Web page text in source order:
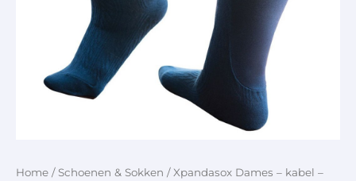
Home / Schoenen & Sokken / Xpandasox Dames – kabel –